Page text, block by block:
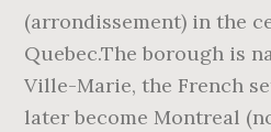
(arrondissement) in the
Quebec.The borough is
Ville-Marie, the French
later become Montreal